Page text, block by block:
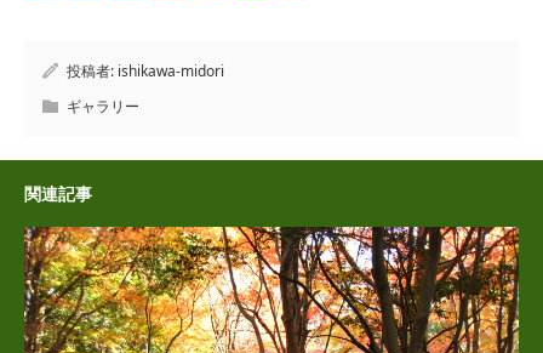
投稿者: ishikawa-midori
ギャラリー
関連記事